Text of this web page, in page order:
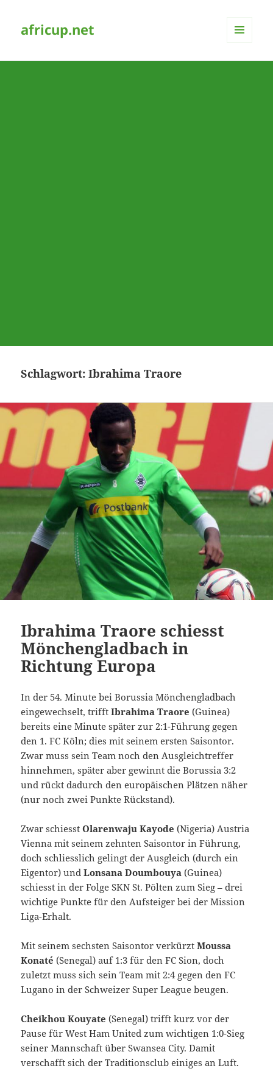
africup.net
Schlagwort:Ibrahima Traore
Ibrahima Traore schiesst
Mönchengladbach in
Richtung Europa
In der 54. Minute bei Borussia Mönchengladbach
eingewechselt, trifftIbrahima Traore (Guinea)
bereits eine Minute später zur 2:1-Führung gegen
den 1. FC Köln; dies mit seinem ersten Saisontor.
Zwar muss sein Team noch den Ausgleichtreffer
hinnehmen, später aber gewinnt die Borussia 3:2
und rückt dadurch den europäischen Plätzen näher
(nur noch zwei Punkte Rückstand).
Zwar schiesstOlarenwaju Kayode (Nigeria) Austria
Vienna mit seinem zehnten Saisontor in Führung,
doch schliesslich gelingt der Ausgleich (durch ein
Eigentor) undLonsana Doumbouya (Guinea)
schiesst in der Folge SKN St. Pölten zum Sieg – drei
wichtige Punkte für den Aufsteiger bei der Mission
Liga-Erhalt.
Mit seinem sechsten Saisontor verkürztMoussa
Konaté (Senegal) auf 1:3 für den FC Sion, doch
zuletzt muss sich sein Team mit 2:4 gegen den FC
Lugano in der Schweizer Super League beugen.
Cheikhou Kouyate (Senegal) trifft kurz vor der
Pause für West Ham United zum wichtigen 1:0-Sieg
seiner Mannschaft über Swansea City. Damit
verschafft sich der Traditionsclub einiges an Luft.